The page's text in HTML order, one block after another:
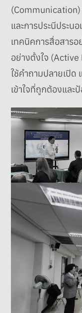
และการประนีประ
เทคนิคการสื่อสาร
อย่างตั้งใจ (Active
ใช้คำถามปลายเปิด
เข้าใจที่ถูกต้องแล